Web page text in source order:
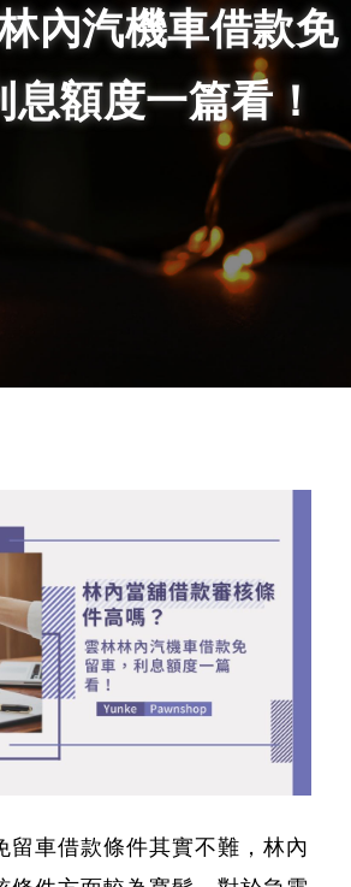
內汽機車借款免
額度一篇看！
留車借款條件其實不難， 林內